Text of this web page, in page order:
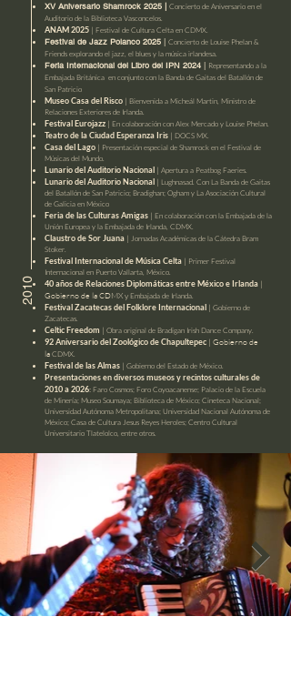
2010
XV Aniversario Shamrock 2025 | Concierto de Aniversario en el
Auditorio de la Biblioteca Vasconcelos.
ANAM 2025 | Festival de Cultura Celta en CDMX.
Festival de Jazz Polanco 2025 | Concierto de Louise Phelan &
Friends explorando el jazz, el blues y la música irlandesa.
Feria Internacional del Libro del IPN 2024 | Representando a la
Embajada Británica en conjunto con la Banda de Gaitas del Batallón de
San Patricio
Museo Casa del Risco | Bienvenida a Micheál Martin, Ministro de
Relaciones Exteriores de Irlanda.
Festival Eurojazz | En colaboración con Alex Mercado y Louise Phelan.
Teatro de la Ciudad Esperanza Iris | DOCS MX.
Casa del Lago | Presentación especial de Shamrock en el Festival de
Músicas del Mundo.
Lunario del Auditorio Nacional | Apertura a Peatbog Faeries.
Lunario del Auditorio Nacional | Lughnasad. Con La Banda de Gaitas
del Batallón de San Patricio; Bradighan; Ogham y La Asociación Cultural
de Galicia en México
Feria de las Culturas Amigas | En colaboración con la Embajada de la
Unión Europea y la Embajada de Irlanda, CDMX.
Claustro de Sor Juana | Jornadas Académicas de la Cátedra Bram
Stoker.
Festival Internacional de Música Celta | Primer Festival
Internacional en Puerto Vallarta, México.
40 años de Relaciones Diplomáticas entre México e Irlanda |
Gobierno de la CDMX yEmbajada de Irlanda.
Festival Zacatecas del Folklore Internacional | Gobierno de
Zacatecas.
Celtic Freedom | Obra original de Bradigan Irish Dance Company.
92 Aniversario del Zoológico de Chapultepec | Gobierno de
laCDMX.
Festival de las Almas | Gobierno del Estado de México.
Presentaciones en diversos museos y recintos culturales de
2010 a 2026:Faro Cosmos; Foro Coyoacanense; Palacio de la Escuela
de Minería; Museo Soumaya; Biblioteca de México; Cineteca Nacional;
Universidad Autónoma Metropolitana; Universidad Nacional Autónoma de
México; Casa de Cultura Jesus Reyes Heroles; Centro Cultural
Universitario Tlatelolco, entre otros.